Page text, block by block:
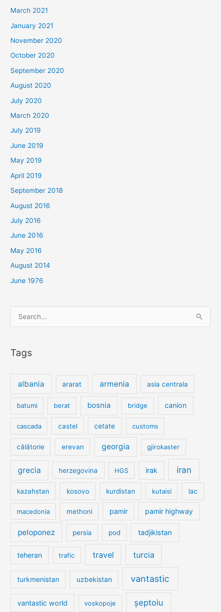
March 2021
January 2021
November 2020
October 2020
September 2020
August 2020
July 2020
March 2020
July 2019
June 2019
May 2019
April 2019
September 2018
August 2016
July 2016
June 2016
May 2016
August 2014
June 1976
for:
Tags
albania ararat armenia asia centrala
batumi berat bosnia bridge canion
cascada castel cetate customs
călătorie erevan georgia gjirokaster
grecia herzegovina HGS irak iran
kazahstan kosovo kurdistan kutaisi lac
macedonia methoni pamir pamir highway
peloponez persia pod tadjikistan
teheran trafic travel turcia
turkmenistan uzbekistan vantastic
vantastic world voskopoje șeptoiu